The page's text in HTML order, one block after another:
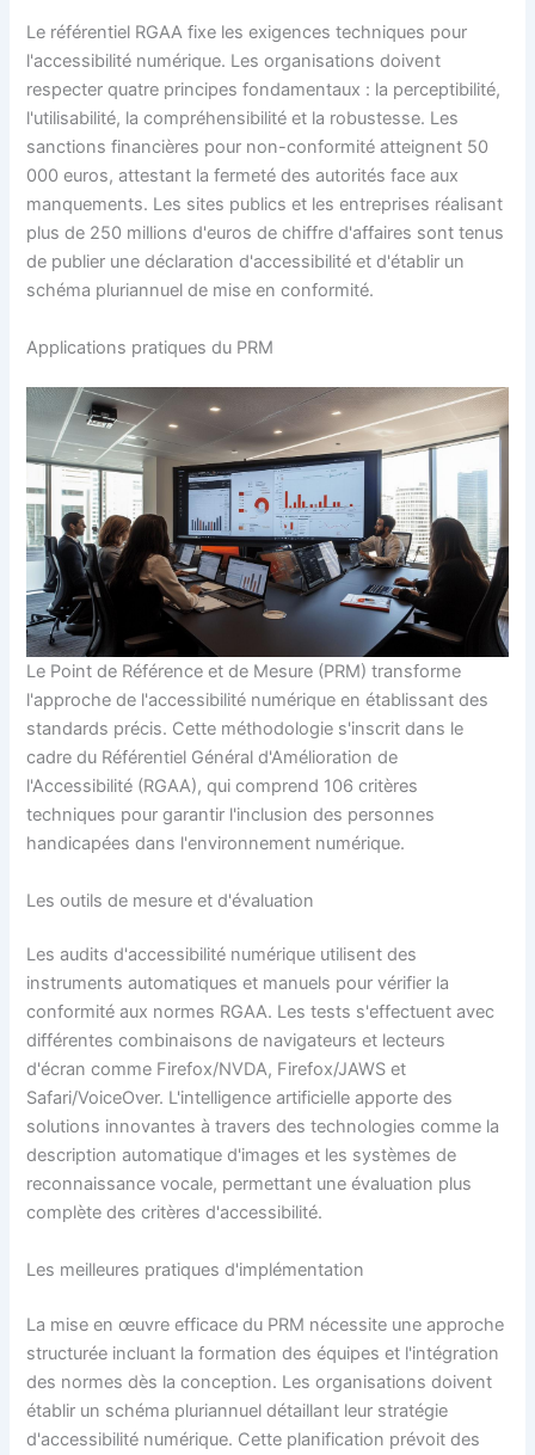
Le référentiel RGAA fixe les exigences techniques pour
l'accessibilité numérique. Les organisations doivent
respecter quatre principes fondamentaux : la perceptibilité,
l'utilisabilité, la compréhensibilité et la robustesse. Les
sanctions financières pour non-conformité atteignent 50
000 euros, attestant la fermeté des autorités face aux
manquements. Les sites publics et les entreprises réalisant
plus de 250 millions d'euros de chiffre d'affaires sont tenus
de publier une déclaration d'accessibilité et d'établir un
schéma pluriannuel de mise en conformité.
Applications pratiques du PRM
Le Point de Référence et de Mesure (PRM) transforme
l'approche de l'accessibilité numérique en établissant des
standards précis. Cette méthodologie s'inscrit dans le
cadre du Référentiel Général d'Amélioration de
l'Accessibilité (RGAA), qui comprend 106 critères
techniques pour garantir l'inclusion des personnes
handicapées dans l'environnement numérique.
Les outils de mesure et d'évaluation
Les audits d'accessibilité numérique utilisent des
instruments automatiques et manuels pour vérifier la
conformité aux normes RGAA. Les tests s'effectuent avec
différentes combinaisons de navigateurs et lecteurs
d'écran comme Firefox/NVDA, Firefox/JAWS et
Safari/VoiceOver. L'intelligence artificielle apporte des
solutions innovantes à travers des technologies comme la
description automatique d'images et les systèmes de
reconnaissance vocale, permettant une évaluation plus
complète des critères d'accessibilité.
Les meilleures pratiques d'implémentation
La mise en œuvre efficace du PRM nécessite une approche
structurée incluant la formation des équipes et l'intégration
des normes dès la conception. Les organisations doivent
établir un schéma pluriannuel détaillant leur stratégie
d'accessibilité numérique. Cette planification prévoit des